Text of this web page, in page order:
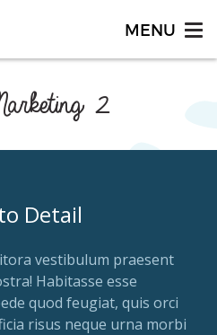
2
Detail
vestibulum praesent
Habitasse esse
quod feugiat, quis orci
risus neque urna morbi